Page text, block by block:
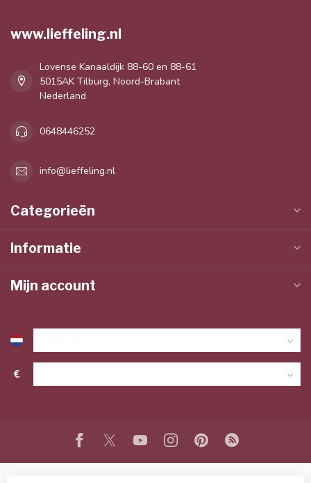
www.lieffeling.nl
Lovense Kanaaldijk 88-60 en 88-61
5015AK Tilburg, Noord-Brabant
Nederland
0648446252
info@lieffeling.nl
Categorieën
Informatie
Mijn account
€